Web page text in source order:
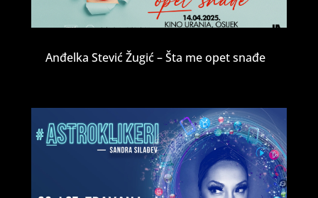
Anđelka Stević Žugić – Šta me opet snađe